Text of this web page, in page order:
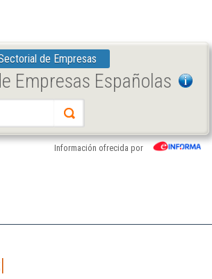
de Empresas
Empresas Españolas
Información ofrecida por